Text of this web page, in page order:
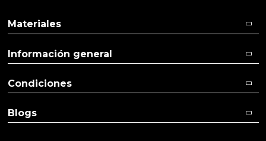
Materiales
Información general
Condiciones
Blogs